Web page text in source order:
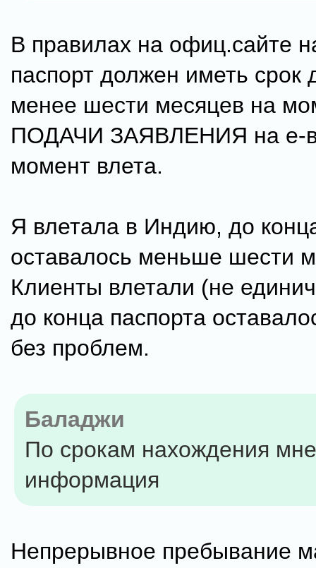
В правилах на офиц.сайте
паспорт должен иметь срок
менее шести месяцев на
ПОДАЧИ ЗАЯВЛЕНИЯ на е-
момент влета.
Я влетала в Индию, до
оставалось меньше шести
Клиенты влетали (не
до конца паспорта
без проблем.
Баладжи
По срокам нахождения мне
информация
Непрерывное пребывание